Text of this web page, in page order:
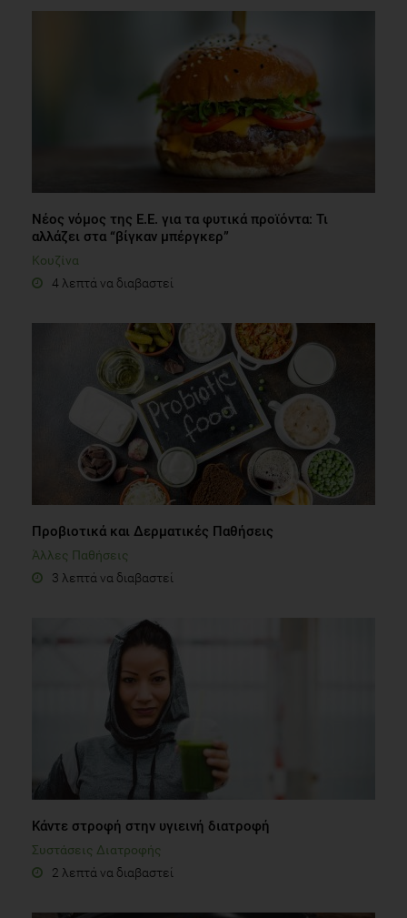
Νέος νόμος της Ε.Ε. για τα φυτικά προϊόντα: Τι
αλλάζει στα “βίγκαν μπέργκερ”
Κουζίνα
4 λεπτά να διαβαστεί
Προβιοτικά και Δερματικές Παθήσεις
Άλλες Παθήσεις
3 λεπτά να διαβαστεί
Κάντε στροφή στην υγιεινή διατροφή
Συστάσεις Διατροφής
2 λεπτά να διαβαστεί